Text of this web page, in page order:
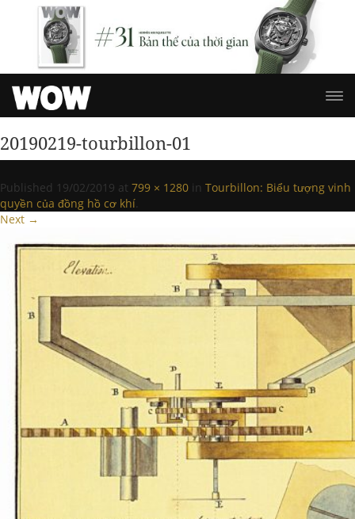
20190219-tourbillon-01
Published 19/02/2019 at 799 × 1280 in Tourbillon: Biểu tượng vinh
quyền của đồng hồ cơ khí.
Next →